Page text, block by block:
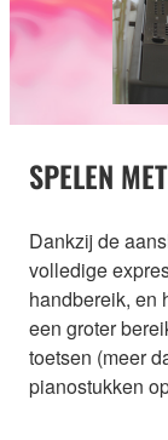
SPELEN
Dankzij de
volledige
handbereik, en
een groter
toetsen (meer
pianostukken